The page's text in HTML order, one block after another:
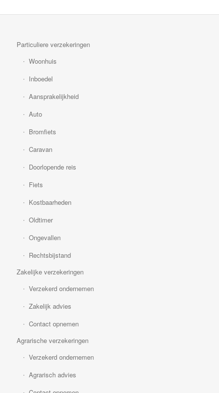
Particuliere verzekeringen
Woonhuis
Inboedel
Aansprakelijkheid
Auto
Bromfiets
Caravan
Doorlopende reis
Fiets
Kostbaarheden
Oldtimer
Ongevallen
Rechtsbijstand
Zakelijke verzekeringen
Verzekerd ondernemen
Zakelijk advies
Contact opnemen
Agrarische verzekeringen
Verzekerd ondernemen
Agrarisch advies